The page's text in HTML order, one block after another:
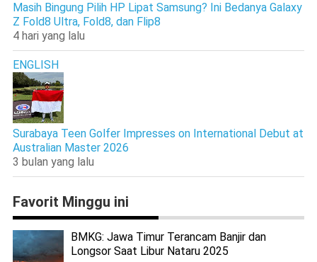
Masih Bingung Pilih HP Lipat Samsung? Ini Bedanya Galaxy
Z Fold8 Ultra, Fold8, dan Flip8
4 hari yang lalu
ENGLISH
Surabaya Teen Golfer Impresses on International Debut at
Australian Master 2026
3 bulan yang lalu
Favorit Minggu ini
BMKG: Jawa Timur Terancam Banjir dan
Longsor Saat Libur Nataru 2025